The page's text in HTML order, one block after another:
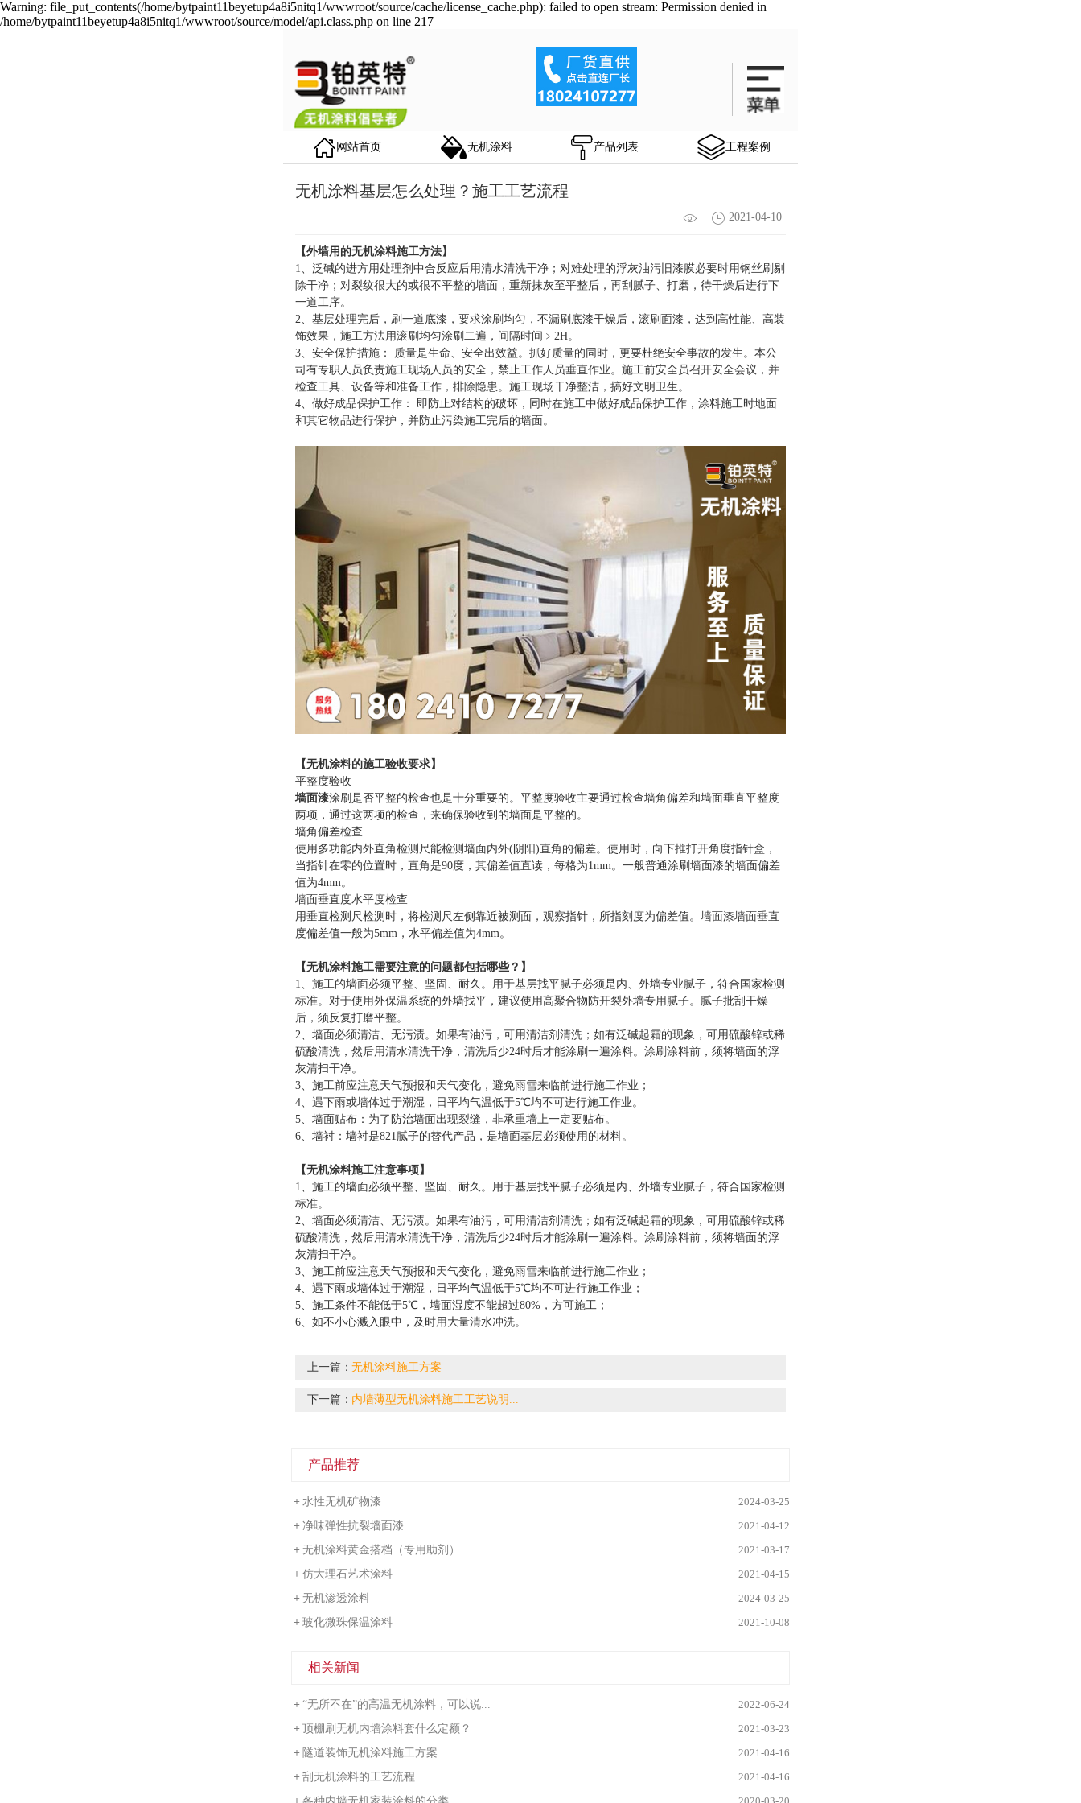
Warning: file_put_contents(/home/bytpaint11beyetup4a8i5nitq1/wwwroot/source/cache/license_cache.php): failed to open stream: Permission denied in
/home/bytpaint11beyetup4a8i5nitq1/wwwroot/source/model/api.class.php on line 217
网站首页 无机涂料 产品列表 工程案例
无机涂料基层怎么处理？施工工艺流程
2021-04-10
【外墙用的无机涂料施工方法】
1、泛碱的进方用处理剂中合反应后用清水清洗干净；对难处理的浮灰油污旧漆膜必要时用钢丝刷剔
除干净；对裂纹很大的或很不平整的墙面，重新抹灰至平整后，再刮腻子、打磨，待干燥后进行下
一道工序。
2、基层处理完后，刷一道底漆，要求涂刷均匀，不漏刷底漆干燥后，滚刷面漆，达到高性能、高装
饰效果，施工方法用滚刷均匀涂刷二遍，间隔时间﹥2H。
3、安全保护措施： 质量是生命、安全出效益。抓好质量的同时，更要杜绝安全事故的发生。本公
司有专职人员负责施工现场人员的安全，禁止工作人员垂直作业。施工前安全员召开安全会议，并
检查工具、设备等和准备工作，排除隐患。施工现场干净整洁，搞好文明卫生。
4、做好成品保护工作： 即防止对结构的破坏，同时在施工中做好成品保护工作，涂料施工时地面
和其它物品进行保护，并防止污染施工完后的墙面。
【无机涂料的施工验收要求】
平整度验收
墙面漆涂刷是否平整的检查也是十分重要的。平整度验收主要通过检查墙角偏差和墙面垂直平整度
两项，通过这两项的检查，来确保验收到的墙面是平整的。
墙角偏差检查
使用多功能内外直角检测尺能检测墙面内外(阴阳)直角的偏差。使用时，向下推打开角度指针盒，
当指针在零的位置时，直角是90度，其偏差值直读，每格为1mm。一般普通涂刷墙面漆的墙面偏差
值为4mm。
墙面垂直度水平度检查
用垂直检测尺检测时，将检测尺左侧靠近被测面，观察指针，所指刻度为偏差值。墙面漆墙面垂直
度偏差值一般为5mm，水平偏差值为4mm。
【无机涂料施工需要注意的问题都包括哪些？】
1、施工的墙面必须平整、坚固、耐久。用于基层找平腻子必须是内、外墙专业腻子，符合国家检测
标准。对于使用外保温系统的外墙找平，建议使用高聚合物防开裂外墙专用腻子。腻子批刮干燥
后，须反复打磨平整。
2、墙面必须清洁、无污渍。如果有油污，可用清洁剂清洗；如有泛碱起霜的现象，可用硫酸锌或稀
硫酸清洗，然后用清水清洗干净，清洗后少24时后才能涂刷一遍涂料。涂刷涂料前，须将墙面的浮
灰清扫干净。
3、施工前应注意天气预报和天气变化，避免雨雪来临前进行施工作业；
4、遇下雨或墙体过于潮湿，日平均气温低于5℃均不可进行施工作业。
5、墙面贴布：为了防治墙面出现裂缝，非承重墙上一定要贴布。
6、墙衬：墙衬是821腻子的替代产品，是墙面基层必须使用的材料。
【无机涂料施工注意事项 】
1、施工的墙面必须平整、坚固、耐久。用于基层找平腻子必须是内、外墙专业腻子，符合国家检测
标准。
2、墙面必须清洁、无污渍。如果有油污，可用清洁剂清洗；如有泛碱起霜的现象，可用硫酸锌或稀
硫酸清洗，然后用清水清洗干净，清洗后少24时后才能涂刷一遍涂料。涂刷涂料前，须将墙面的浮
灰清扫干净。
3、施工前应注意天气预报和天气变化，避免雨雪来临前进行施工作业；
4、遇下雨或墙体过于潮湿，日平均气温低于5℃均不可进行施工作业；
5、施工条件不能低于5℃，墙面湿度不能超过80%，方可施工；
6、如不小心溅入眼中，及时用大量清水冲洗。
上一篇：无机涂料施工方案
下一篇： 内墙薄型无机涂料施工工艺说明...
产品推荐
+ 水性无机矿物漆
2024-03-25
+ 净味弹性抗裂墙面漆
2021-04-12
+ 无机涂料黄金搭档（专用助剂）
2021-03-17
+ 仿大理石艺术涂料
2021-04-15
+ 无机渗透涂料
2024-03-25
+ 玻化微珠保温涂料 2021-10-08
相关新闻
+ “无所不在”的高温无机涂料，可以说...
2022-06-24
+ 顶棚刷无机内墙涂料套什么定额？
2021-03-23
+ 隧道装饰无机涂料施工方案
2021-04-16
+ 刮无机涂料的工艺流程
2021-04-16